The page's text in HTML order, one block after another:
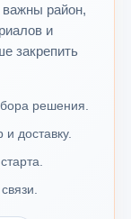
район,
и
закрепить
решения.
доставку.